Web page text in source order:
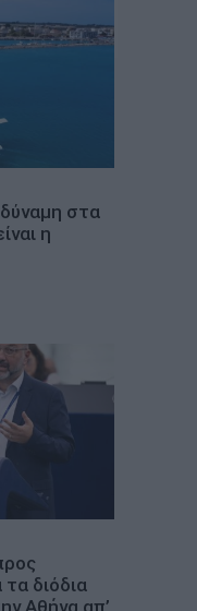
στα
η
διόδια
Αθήνα απ’